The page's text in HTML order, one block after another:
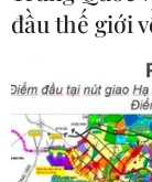
Vụ sóng cuốn
đêm tìm kiếm
09/08/2026 03:36
đầu thế giới